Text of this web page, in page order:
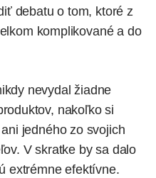
debatu o tom, ktoré z
komplikované a do
nevydal žiadne
nakoľko si
jedného zo svojich
V skratke by sa dalo
extrémne efektívne.